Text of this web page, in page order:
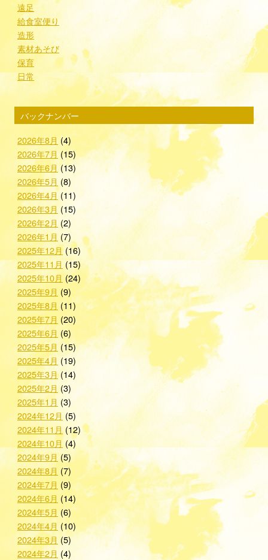
遠足
給食室便り
造形
素材あそび
保育
日常
バックナンバー
2026年8月(4)
2026年7月(15)
2026年6月 (13)
2026年5月 (8)
2026年4月(11)
2026年3月(15)
2026年2月 (2)
2026年1月 (7)
2025年12月(16)
2025年11月(15)
2025年10月 (24)
2025年9月 (9)
2025年8月 (11)
2025年7月 (20)
2025年6月 (6)
2025年5月 (15)
2025年4月 (19)
2025年3月(14)
2025年2月(3)
2025年1月 (3)
2024年12月(5)
2024年11月(12)
2024年10月(4)
2024年9月(5)
2024年8月 (7)
2024年7月 (9)
2024年6月 (14)
2024年5月(6)
2024年4月(10)
2024年3月 (5)
2024年2月 (4)